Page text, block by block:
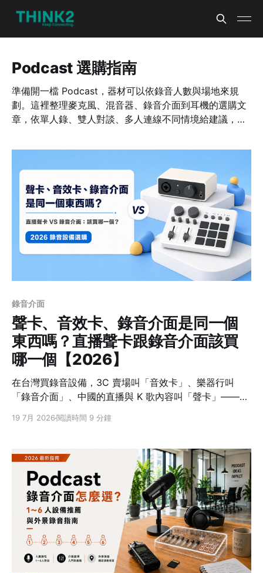
Podcast 選購指南
準備開一檔 Podcast，器材可以依錄音人數與場地來規
劃。這裡整理麥克風、混音器、錄音介面到耳機的選購文
章，依單人錄、雙人對談、多人連線不同情境給建議，幫
錄音介面
聲卡、音效卡、錄音介面是同一個
東西嗎？直播聲卡跟錄音介面該買
哪一個【2026】
在台灣買錄音設備，3C 賣場叫「音效卡」、樂器行叫
「錄音介面」、中國的直播與 K 歌內容叫「聲卡」——名
上是同一種東西——都是把麥克風訊號轉成 USB 訊號、
個為直播、K 歌和即時效果設計，一個為乾淨錄音設計。
先確認用途，比背名詞更容易選對。 聲卡、音效卡、錄音
介面差在哪裡？ 「音效卡」是台灣 3C 賣場與電腦圈的傳
統說法，電腦內建的、外接的音效裝置多半都這樣叫；
「聲卡」則源自中國的直播與 K 歌內容，隨著直播設備流
行，在台灣的電商列表和直播圈也越來越常看到；「錄音
介面」是台灣樂器行與錄音圈的正式名稱。 所以，看到商
品寫著「聲卡」時，還不能直接判斷它是哪一類。需要再
確認它主打的是變聲、音效與伴奏混音註1，還是乾淨的前
19 7月 2026閱讀時間 9 分鐘